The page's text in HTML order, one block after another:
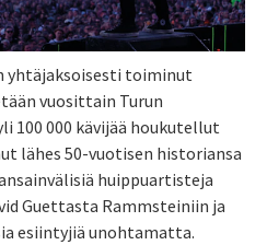
yhtäjaksoisesti toiminut
vuosittain Turun
100 000 kävijää houkutellut
lähes 50-vuotisen historiansa
huippuartisteja
Guettasta Rammsteiniin ja
esiintyjiä unohtamatta.